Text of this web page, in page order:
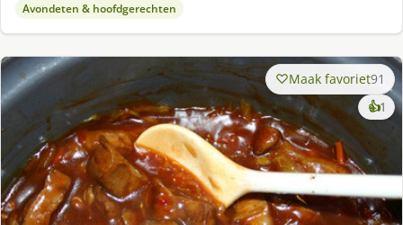
Avondeten & hoofdgerechten
Maak favoriet91
👍1